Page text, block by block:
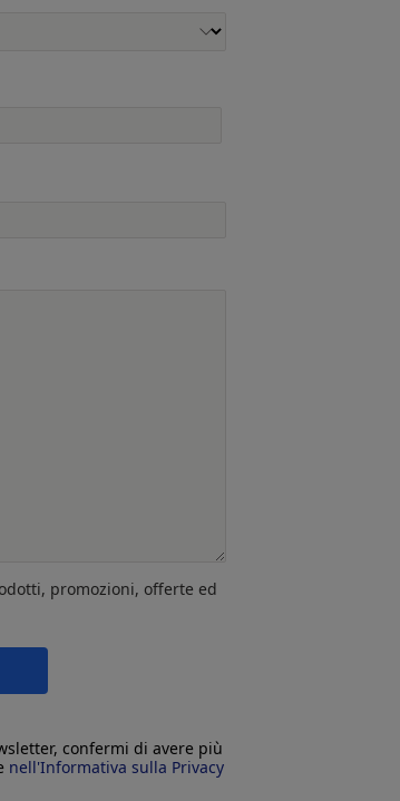
promozioni, offerte ed
confermi di avere più
nell'Informativa sulla Privacy